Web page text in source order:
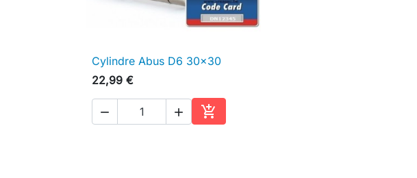
 Aperçu rapide
Cylindre Abus D6 30x30
22,99 €
  
Ajouter au panier